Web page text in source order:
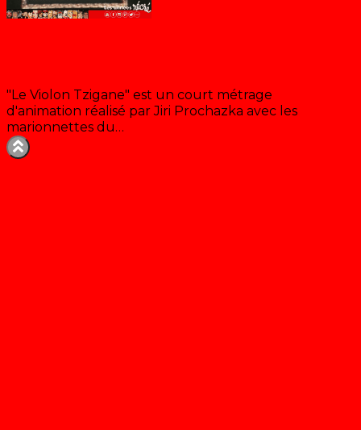
"Le Violon Tzigane" est un court métrage
d'animation réalisé par Jiri Prochazka avec les
marionnettes du…